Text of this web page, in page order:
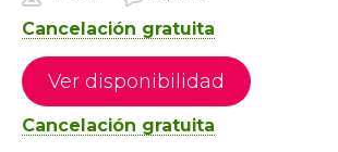
Cancelación gratuita
Ver disponibilidad
Cancelación gratuita